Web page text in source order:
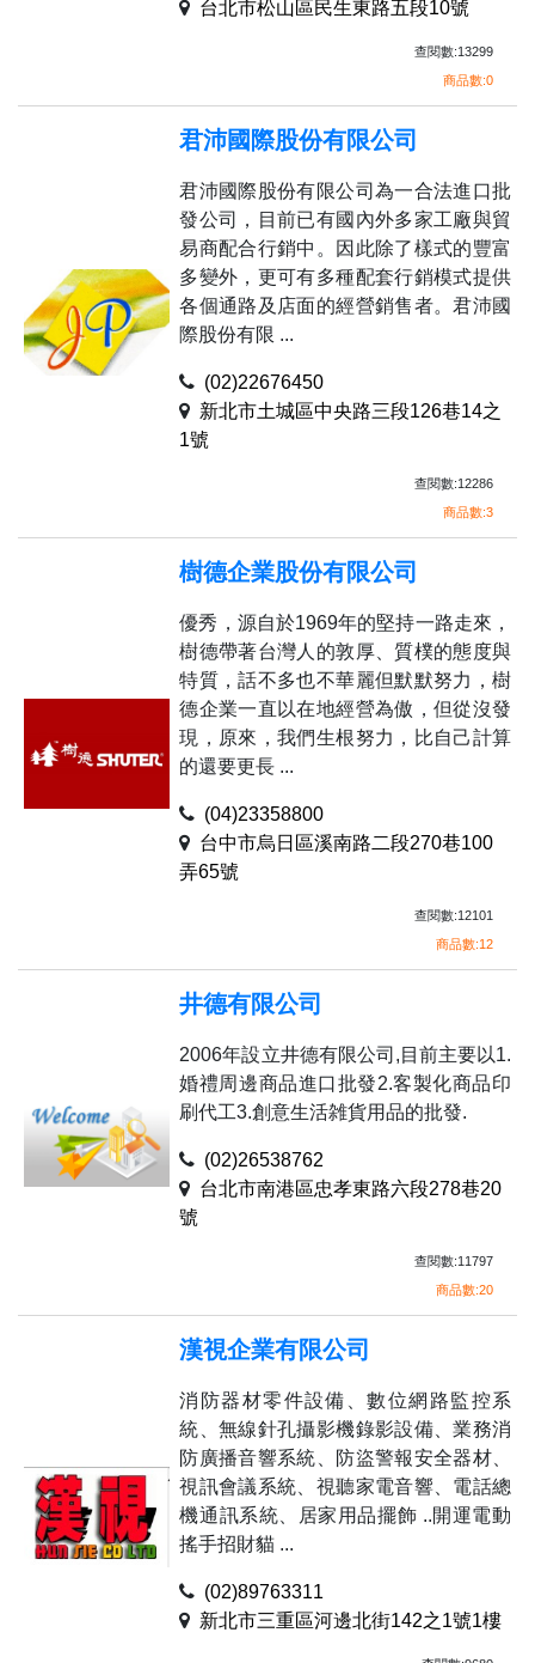
台北市松山區民生東路五段10號
查閱數:13299
商品數:0
君沛國際股份有限公司
君沛國際股份有限公司為一合法進口批
發公司，目前已有國內外多家工廠與貿
易商配合行銷中。因此除了樣式的豐富
多變外，更可有多種配套行銷模式提供
各個通路及店面的經營銷售者。君沛國
際股份有限 ...
(02)22676450
新北市土城區中央路三段126巷14之
1號
查閱數:12286
商品數:3
樹德企業股份有限公司
優秀，源自於1969年的堅持一路走來，
樹德帶著台灣人的敦厚、質樸的態度與
特質，話不多也不華麗但默默努力，樹
德企業一直以在地經營為傲，但從沒發
現，原來，我們生根努力，比自己計算
的還要更長 ...
(04)23358800
台中市烏日區溪南路二段270巷100
弄65號
查閱數:12101
商品數:12
井德有限公司
2006年設立井德有限公司,目前主要以1.
婚禮周邊商品進口批發2.客製化商品印
刷代工3.創意生活雑貨用品的批發.
(02)26538762
台北市南港區忠孝東路六段278巷20
號
查閱數:11797
商品數:20
漢視企業有限公司
消防器材零件設備、數位網路監控系
統、無線針孔攝影機錄影設備、業務消
防廣播音響系統、防盜警報安全器材、
視訊會議系統、視聽家電音響、電話總
機通訊系統、居家用品擺飾 ..開運電動
搖手招財貓 ...
(02)89763311
新北市三重區河邊北街142之1號1樓